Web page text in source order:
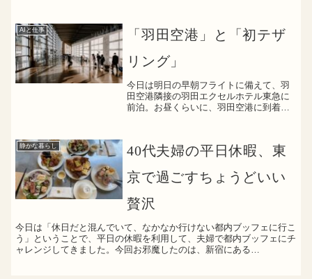
AIと仕事
「羽田空港」と「初テザ
リング」
今日は明日の早朝フライトに備えて、羽
田空港隣接の羽田エクセルホテル東急に
前泊。お昼くらいに、羽田空港に到着
ていましたが、今日は前泊し...
静かな暮らし
40代夫婦の平日休暇、東
京で過ごすちょうどいい
贅沢
今日は「休日だと混んでいて、なかなか行けない都内ブッフェに行こ
う」ということで、平日の休暇を利用して、夫婦で都内ブッフェにチ
ャレンジしてきました。今回お邪魔したのは、新宿にある